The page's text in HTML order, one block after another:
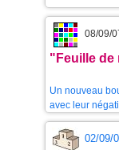
08/09/
"Feuille de
Un nouveau
avec leur
02/09/